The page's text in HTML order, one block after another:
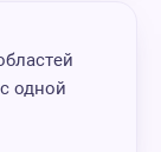
одной